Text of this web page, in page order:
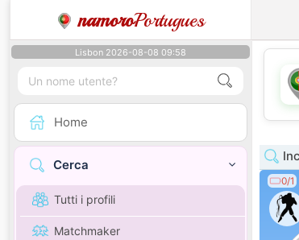
namoroPortugues
Lisbon 2026-08-08 09:58
Home
Cerca
Tutti i profili
Matchmaker
0/1